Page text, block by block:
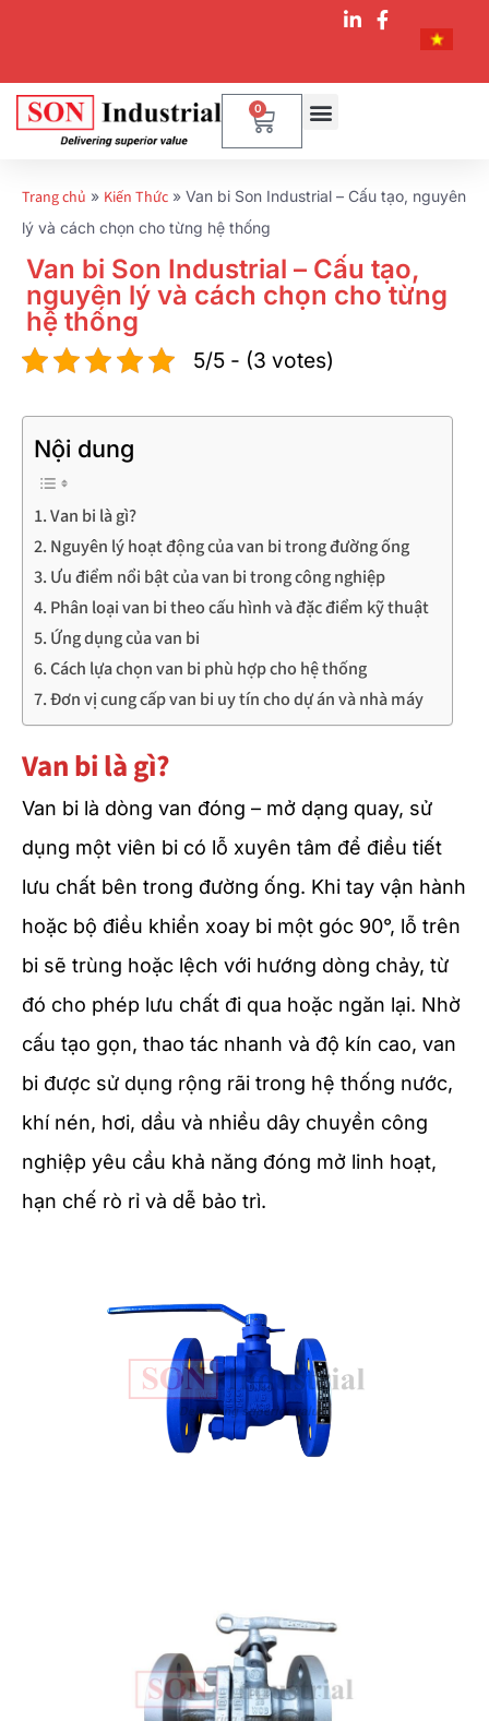
0
Trang chủ » Kiến Thức » Van bi Son Industrial – Cấu tạo, nguyên
lý và cách chọn cho từng hệ thống
Van bi Son Industrial – Cấu tạo,
nguyên lý và cách chọn cho từng
hệ thống
5/5 - (3 votes)
Nội dung
Van bi là gì?
Nguyên lý hoạt động của van bi trong đường ống
Ưu điểm nổi bật của van bi trong công nghiệp
Phân loại van bi theo cấu hình và đặc điểm kỹ thuật
Ứng dụng của van bi
Cách lựa chọn van bi phù hợp cho hệ thống
Đơn vị cung cấp van bi uy tín cho dự án và nhà máy
Van bi là gì?
Van bi là dòng van đóng – mở dạng quay, sử
dụng một viên bi có lỗ xuyên tâm để điều tiết
lưu chất bên trong đường ống. Khi tay vận hành
hoặc bộ điều khiển xoay bi một góc 90°, lỗ trên
bi sẽ trùng hoặc lệch với hướng dòng chảy, từ
đó cho phép lưu chất đi qua hoặc ngăn lại. Nhờ
cấu tạo gọn, thao tác nhanh và độ kín cao, van
bi được sử dụng rộng rãi trong hệ thống nước,
khí nén, hơi, dầu và nhiều dây chuyền công
nghiệp yêu cầu khả năng đóng mở linh hoạt,
hạn chế rò rỉ và dễ bảo trì.